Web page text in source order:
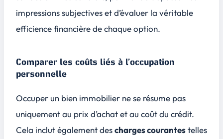
impressions subjectives et d’évaluer la véritable
efficience financièrede chaque option.
Comparer les coûts liés à l’occupation
personnelle
Occuper un bien immobilier ne se résume pas
uniquement au prix d’achat et au coût du crédit.
Cela inclut également descharges courantestelles